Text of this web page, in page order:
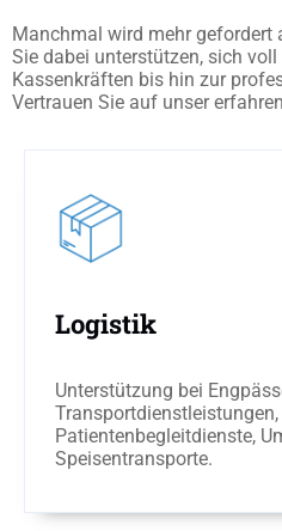
Manchmal wird mehr gefordert
Sie dabei unterstützen, sich
Kassenkräften bis hin zur
Vertrauen Sie auf unser
Logistik
Unterstützung bei
Transportdienstleistungen,
Patientenbegleitdienste,
Speisentransporte.